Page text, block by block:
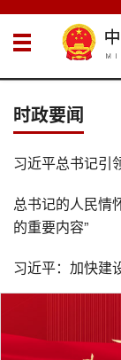
时政要闻
习近平总书记引
总书记的人民情
的重要内容”
习近平：加快建